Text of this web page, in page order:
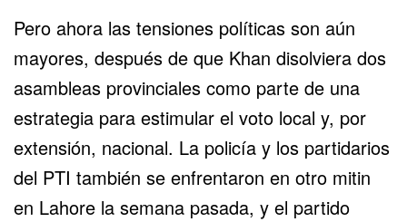
Pero ahora las tensiones políticas son aún
mayores, después de que Khan disolviera dos
asambleas provinciales como parte de una
estrategia para estimular el voto local y, por
extensión, nacional. La policía y los partidarios
del PTI también se enfrentaron en otro mitin
en Lahore la semana pasada, y el partido